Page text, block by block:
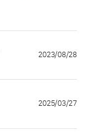
2023/08/28
2025/03/27